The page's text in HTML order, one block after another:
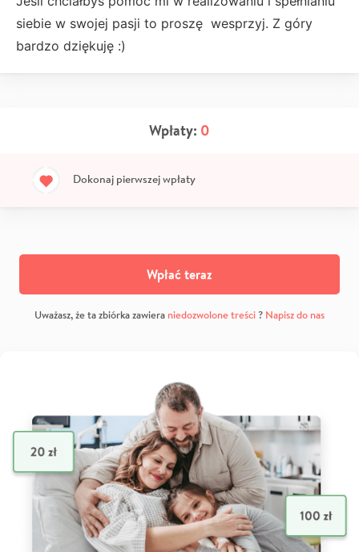
siebie w swojej pasji to proszę wesprzyj. Z góry
bardzo dziękuję :)
Wpłaty: 0
Dokonaj pierwszej wpłaty
Wpłać teraz
Uważasz, że ta zbiórka zawiera niedozwolone treści? Napisz do nas